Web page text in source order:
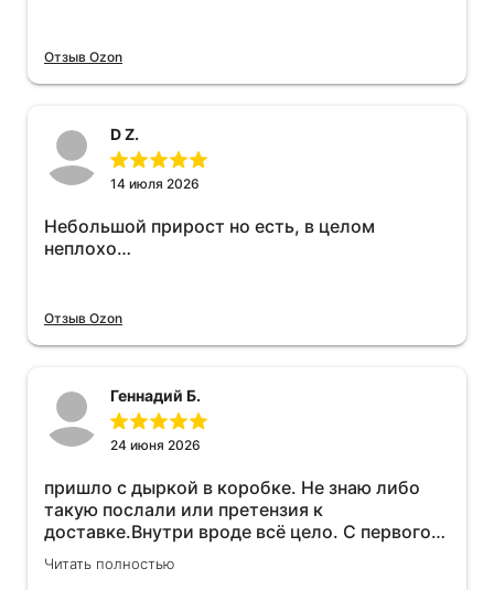
Отзыв Ozon
D Z.
14 июля 2026
Небольшой прирост но есть, в целом
неплохо…
Отзыв Ozon
Геннадий Б.
24 июня 2026
пришло с дыркой в коробке. Не знаю либо
такую послали или претензия к
доставке.Внутри вроде всё цело. С первого
раза установить не получается не знаю
может интернет дурит. Четыре звёзды за
Читать полностью